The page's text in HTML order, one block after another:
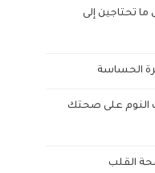
تحتاجين إلى
الحساسة
النوم على صحتك
القلب